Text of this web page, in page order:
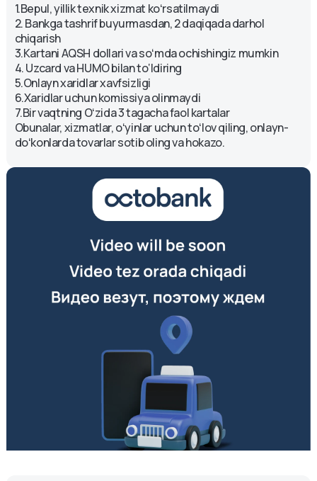
1.Bepul, yillik texnik xizmat koʻrsatilmaydi
2. Bankga tashrif buyurmasdan, 2 daqiqada darhol
chiqarish
3.Kartani AQSH dollari va soʻmda ochishingiz mumkin
4. Uzcard va HUMO bilan to‘ldiring
5.Onlayn xaridlar xavfsizligi
6.Xaridlar uchun komissiya olinmaydi
7.Bir vaqtning Oʻzida 3 tagacha faol kartalar
Obunalar, xizmatlar, oʻyinlar uchun toʻlov qiling, onlayn-
doʻkonlarda tovarlar sotib oling va hokazo.